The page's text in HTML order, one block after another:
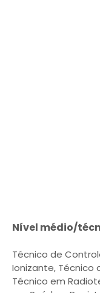
Nível médio/
Técnico de
Ionizante, Técnico
Técnico em